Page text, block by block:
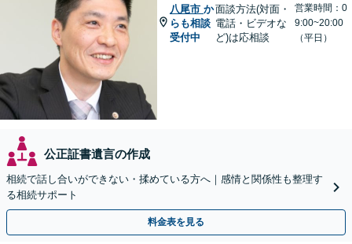
八尾市 か
らも相談
受付中
面談方法(対面・
電話・ビデオな
ど)は応相談
営業時間：0
9:00~20:00
（平日）
公正証書遺言の作成
相続で話し合いができない・揉めている方へ｜感情と関係性も整理す
る相続サポート
料金表を見る